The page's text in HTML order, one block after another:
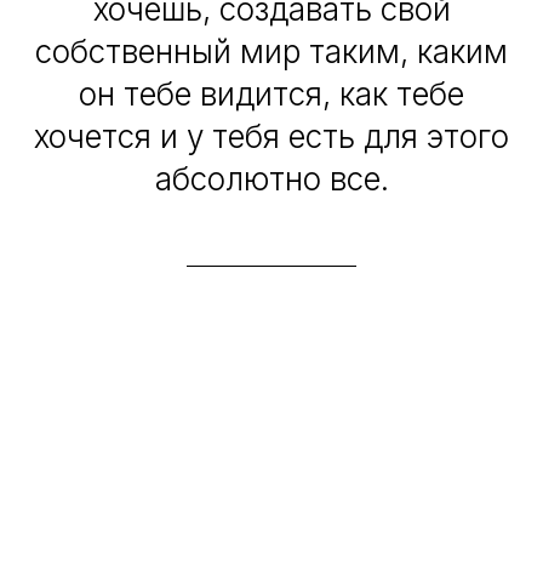
хочешь, создавать свой
собственный мир таким, каким
он тебе видится, как тебе
хочется и у тебя есть для этого
абсолютно все.